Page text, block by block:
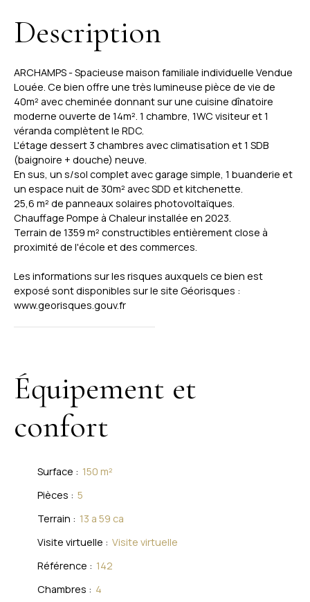
Description
ARCHAMPS - Spacieuse maison familiale individuelle Vendue
Louée. Ce bien offre une très lumineuse pièce de vie de
40m² avec cheminée donnant sur une cuisine dînatoire
moderne ouverte de 14m². 1 chambre, 1WC visiteur et 1
véranda complètent le RDC.
L'étage dessert 3 chambres avec climatisation et 1 SDB
(baignoire + douche) neuve.
En sus, un s/sol complet avec garage simple, 1 buanderie et
un espace nuit de 30m² avec SDD et kitchenette.
25,6 m² de panneaux solaires photovoltaïques.
Chauffage Pompe à Chaleur installée en 2023.
Terrain de 1359 m² constructibles entièrement close à
proximité de l'école et des commerces.
Les informations sur les risques auxquels ce bien est
exposé sont disponibles sur le site Géorisques :
www.georisques.gouv.fr
Équipement et
confort
Surface : 150 m²
Pièces : 5
Terrain : 13 a 59 ca
Visite virtuelle : Visite virtuelle
Référence : 142
Chambres : 4